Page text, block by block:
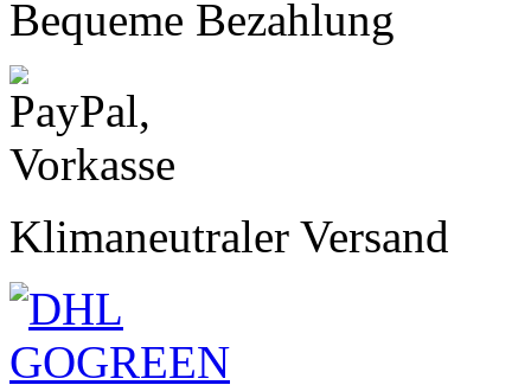
Bequeme Bezahlung
Klimaneutraler Versand